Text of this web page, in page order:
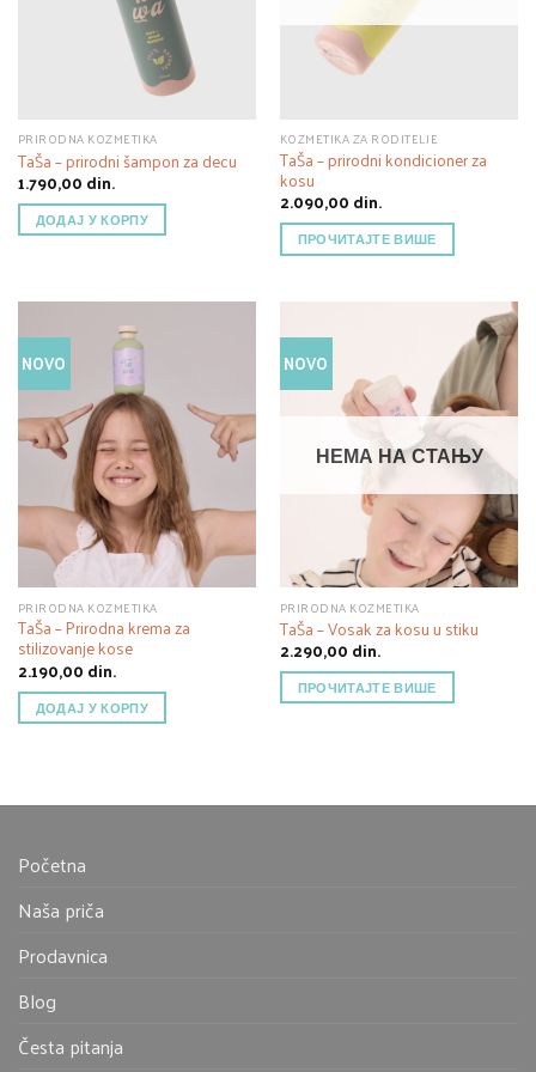
PRIRODNA KOZMETIKA
TaŠa – prirodni šampon za decu
1.790,00 din.
ДОДАЈ У КОРПУ
KOZMETIKA ZA RODITELJE
TaŠa – prirodni kondicioner za
kosu
2.090,00 din.
ПРОЧИТАЈТЕ ВИШЕ
NOVO
PRIRODNA KOZMETIKA
TaŠa – Prirodna krema za
stilizovanje kose
2.190,00 din.
ДОДАЈ У КОРПУ
NOVO
НЕМА НА СТАЊУ
PRIRODNA KOZMETIKA
TaŠa – Vosak za kosu u stiku
2.290,00 din.
ПРОЧИТАЈТЕ ВИШЕ
Početna
Naša priča
Prodavnica
Blog
Česta pitanja